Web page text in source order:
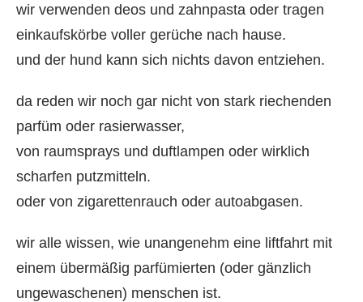
wir verwenden deos und zahnpasta oder tragen
einkaufskörbe voller gerüche nach hause.
und der hund kann sich nichts davon entziehen.
da reden wir noch gar nicht von stark riechenden
parfüm oder rasierwasser,
von raumsprays und duftlampen oder wirklich
scharfen putzmitteln.
oder von zigarettenrauch oder autoabgasen.
wir alle wissen, wie unangenehm eine liftfahrt mit
einem übermäßig parfümierten (oder gänzlich
ungewaschenen) menschen ist.